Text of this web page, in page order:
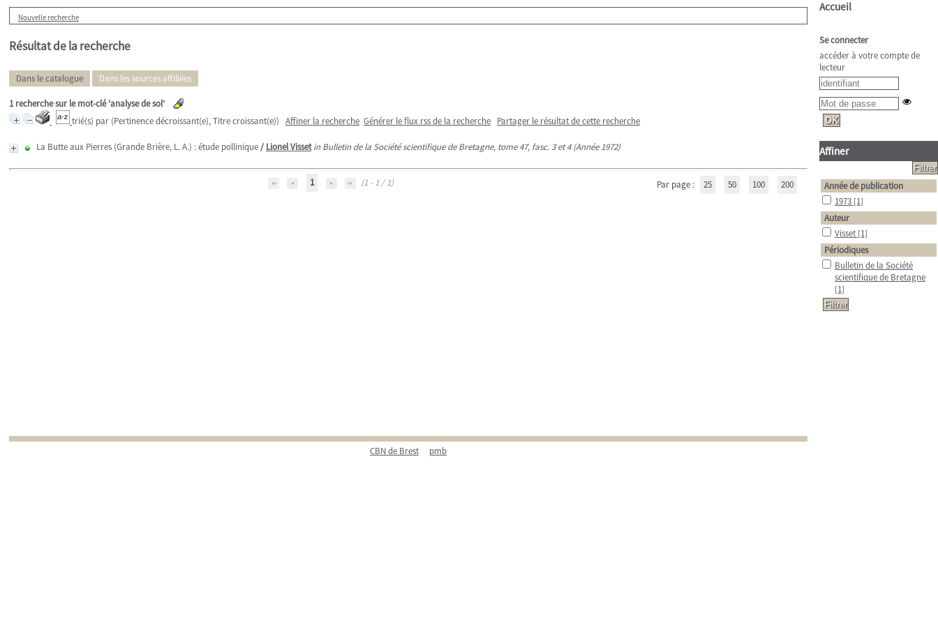
Nouvelle recherche
Résultat de la recherche
Dans le catalogue Dans les sources affiliées
1recherche sur le mot-clé'analyse de sol'
trié(s) par (Pertinence décroissant(e), Titre croissant(e)) Affiner la recherche Générer le flux rss de la recherche Partager le résultat de cette recherche
La Butte aux Pierres (Grande Brière, L. A.) : étude pollinique/ Lionel Visset in Bulletin de la Société scientifique de Bretagne, tome 47, fasc. 3 et 4 (Année 1972)
1 (1 - 1 / 1) Par page : 25 50 100 200
CBN de Brest pmb
Accueil
Se connecter
accéder à votre compte de
lecteur
Affiner
Année de publication
1973 [1]
Auteur
Visset [1]
Périodiques
Bulletin de la Société
scientifique de Bretagne
[1]